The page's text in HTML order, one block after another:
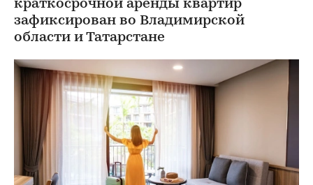
краткосрочной аренды квартир
зафиксирован во Владимирской
области и Татарстане